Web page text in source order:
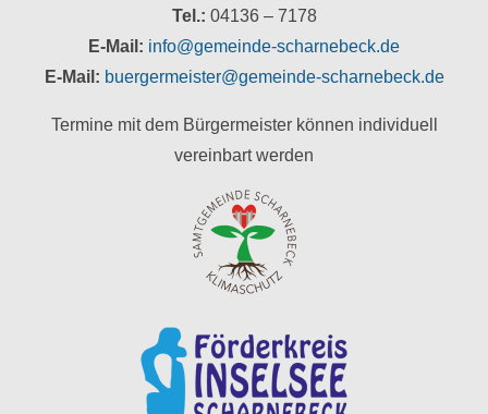
Tel.: 04136 – 7178
E-Mail: info@gemeinde-scharnebeck.de
E-Mail: buergermeister@gemeinde-scharnebeck.de
Termine mit dem Bürgermeister können individuell
vereinbart werden